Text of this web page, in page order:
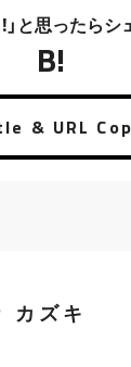
!」と思ったらシ
B!
カズキ